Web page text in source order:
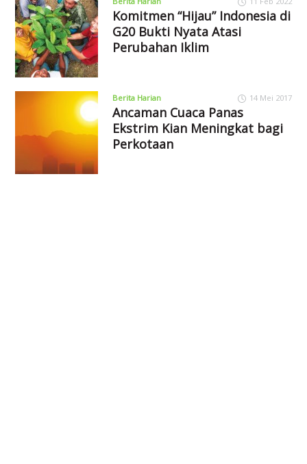
Komitmen “Hijau” Indonesia di
G20 Bukti Nyata Atasi
Perubahan Iklim
Berita Harian 14 Mei 2017
Ancaman Cuaca Panas
Ekstrim Kian Meningkat bagi
Perkotaan